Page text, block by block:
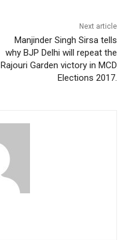
Next article
Manjinder Singh Sirsa tells
why BJP Delhi will repeat the
Rajouri Garden victory in MCD
Elections 2017.